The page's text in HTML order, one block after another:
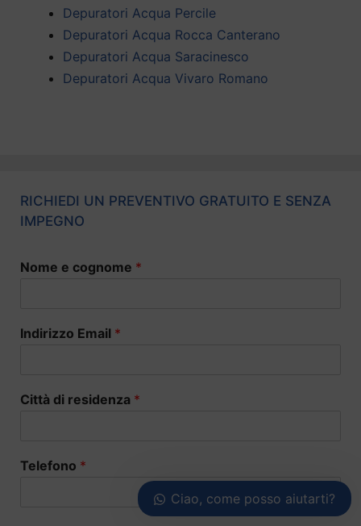
Depuratori Acqua Percile
Depuratori Acqua Rocca Canterano
Depuratori Acqua Saracinesco
Depuratori Acqua Vivaro Romano
RICHIEDI UN PREVENTIVO GRATUITO E SENZA
IMPEGNO
Nome e cognome *
Indirizzo Email *
Città di residenza *
Telefono *
Ciao, come posso aiutarti?